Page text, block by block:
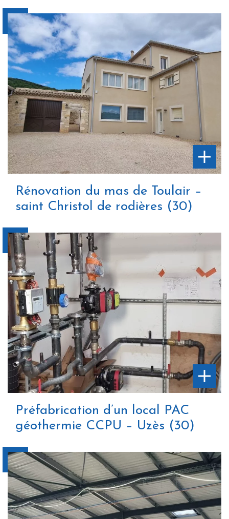
Rénovation du mas de Toulair –
saint Christol de rodières (30)
Préfabrication d’un local PAC
géothermie CCPU – Uzès (30)